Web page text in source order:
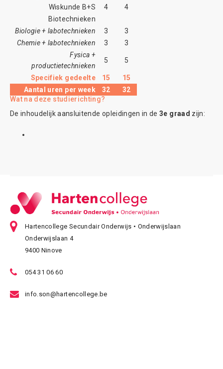
Wiskunde B+S
4
4
Biotechnieken
Biologie + labotechnieken
3
3
Chemie + labotechnieken
3
3
Fysica +
productietechnieken
5 5
Specifiek gedeelte 15
15
Aantal uren per week
32
32
Wat na deze studierichting?
De inhoudelijk aansluitende opleidingen in de3e graad zijn:
Hartencollege Secundair Onderwijs • Onderwijslaan
Onderwijslaan 4
9400 Ninove
054 31 06 60
info.son@hartencollege.be